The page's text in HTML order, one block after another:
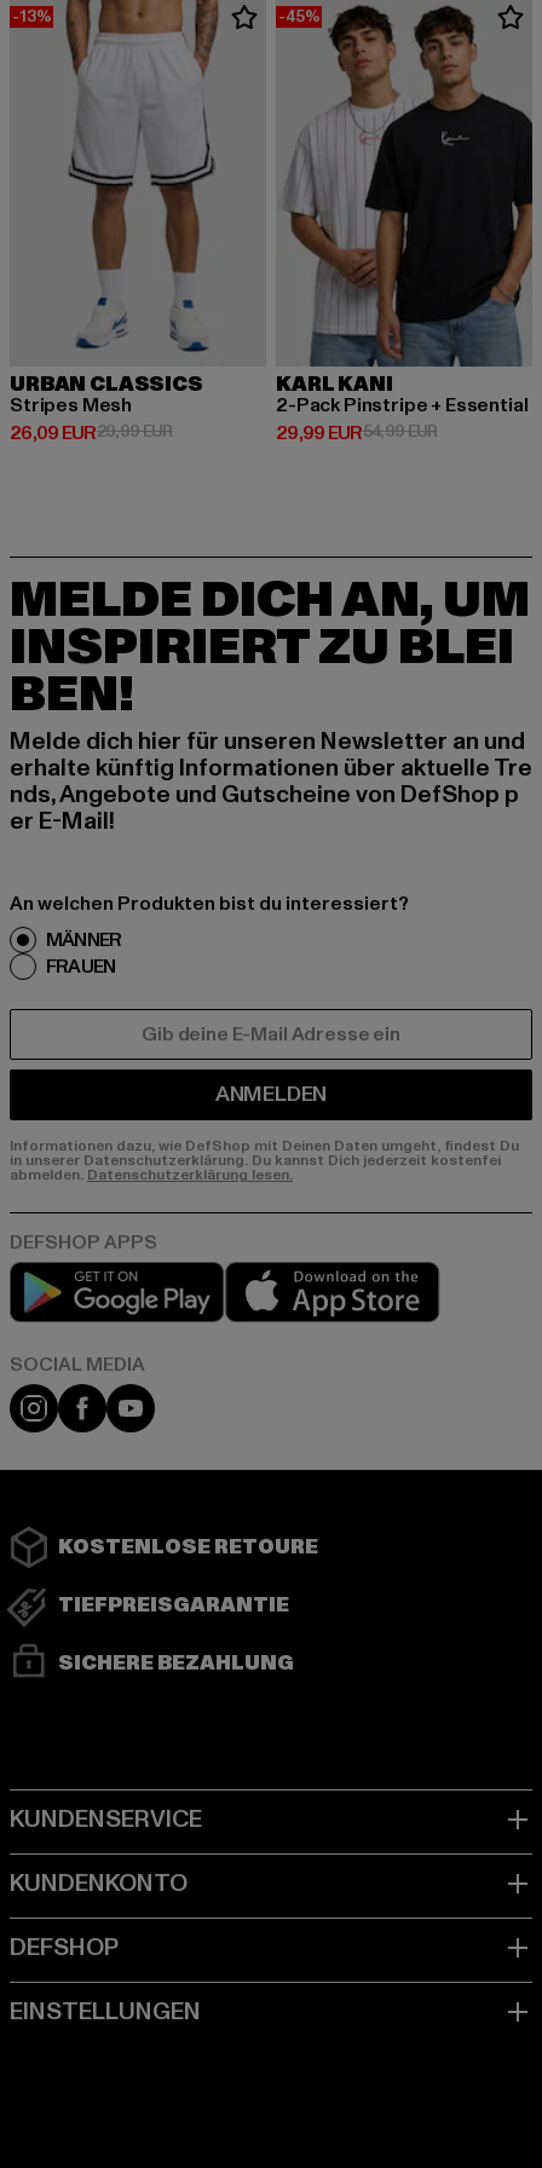
-13%
URBAN CLASSICS
Stripes Mesh
26,09 EUR
Derzeitiger Preis: 26,09 EUR
29,99 EURAktionspreis: 29,99 EUR
-45%
KARL KANI
2-Pack Pinstripe + Essential
29,99 EUR
Derzeitiger Preis: 29,99 EUR
54,99 EURAktionspreis:
MELDE DICH AN, UM
INSPIRIERT ZU BLEI
BEN!
Melde dich hier für unseren Newsletter an und
erhalte künftig Informationen über aktuelle Tre
nds, Angebote und Gutscheine von DefShop p
er E-Mail!
An welchen Produkten bist du interessiert?
MÄNNER
FRAUEN
ANMELDEN
Informationen dazu, wie DefShop mit Deinen Daten umgeht, findest Du
in unserer Datenschutzerklärung. Du kannst Dich jederzeit kostenfei
abmelden. Datenschutzerklärung lesen.
Play market
Instagram
FacebookYouTube
KOSTENLOSE RETOURE
TIEFPREISGARANTIE
SICHERE BEZAHLUNG